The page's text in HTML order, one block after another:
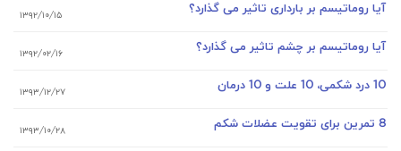
آیا روماتیسم بر بارداری تاثیر می گذارد؟ ۱۳۹۲/۱۰/۱۵
آیا روماتیسم بر چشم تاثیر می گذارد؟ ۱۳۹۲/۰۲/۱۶
10 درد شکمی، 10 علت و 10 درمان ۱۳۹۳/۱۲/۲۷
8 تمرین برای تقویت عضلات شکم ۱۳۹۳/۱۰/۲۸